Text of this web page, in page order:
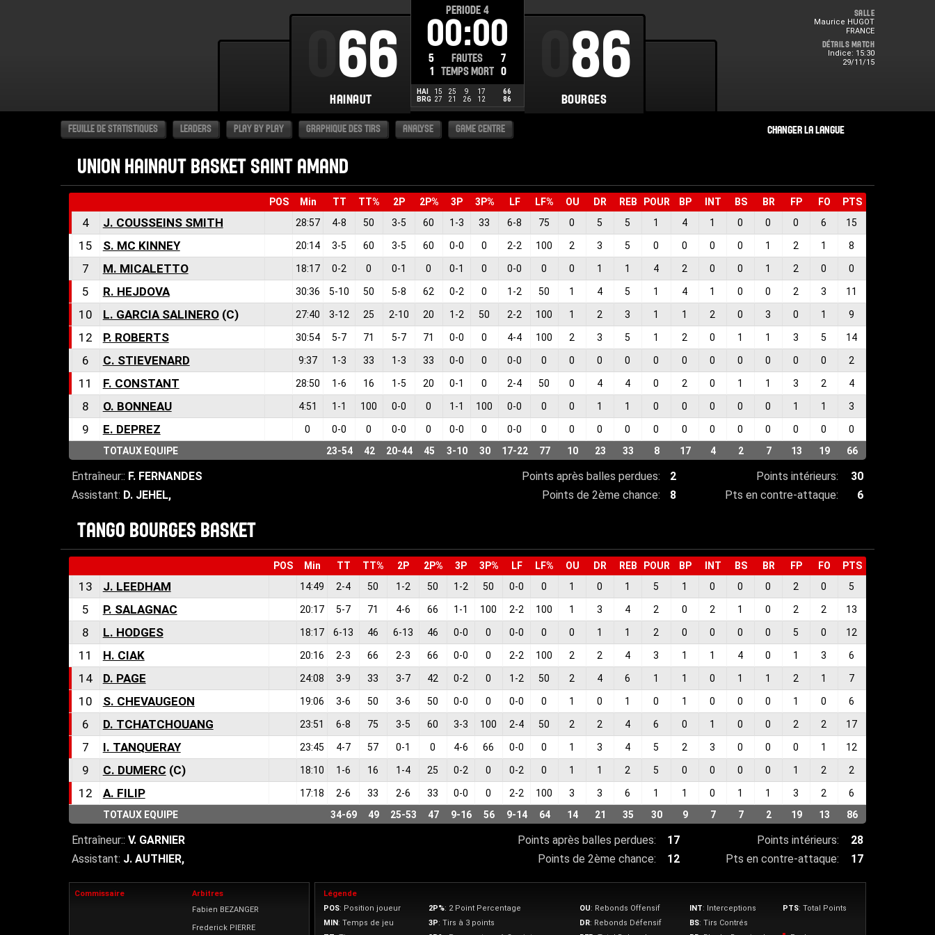
000
66
HAINAUT
000
86
BOURGES
Salle
Maurice HUGOT
FRANCE
Détails Match
Indice: 15:30
29/11/15
PERIODE 4
00:00
5 FAUTES
7
1
TEMPS MORT 0
HAI 15 25 9 17
66
BRG 27 21 26 12 86
FEUILLE DE STATISTIQUES LEADERS PLAY BY PLAY GRAPHIQUE DES TIRS ANALYSE GAME CENTRE
UNION HAINAUT BASKET SAINT AMAND
POS Min TT TT% 2P 2P% 3P 3P% LF LF% OU DR REB POUR BP INT BS BR FP FO PTS
4 J. COUSSEINS SMITH 28:57 4-8 50 3-5 60 1 -3 33 6-8 75 0 5 5 1 4 1 0 0 0 6 15
15 S. MC KINNEY 20:14 3-5 60 3-5 60 0-0 0 2-2 100 2 3 5 0 0 0 0 1 2 1 8
7 M. MICALETTO 18:17 0-2 0 0-1 0 0-1 0 0-0 0 0 1 1 4 2 0 0 1 2 0 0
5 R. HEJDOVA 30:36 5-10 50 5-8 62 0-2 0 1 -2 50 1 4 5 1 4 1 0 0 2 3 11
10 L. GARCIA SALINERO (C) 27:40 3-12 25 2-10 20 1 -2 50 2-2 100 1 2 3 1 1 2 0 3 0 1 9
12 P. ROBERTS 30:54 5-7 71 5-7 71 0-0 0 4-4 100 2 3 5 1 2 0 1 1 3 5 14
6 C. STIEVENARD 9:37 1 -3 33 1 -3 33 0-0 0 0-0 0 0 0 0 0 0 0 0 0 0 0 2
11 F. CONSTANT 28:50 1 -6 16 1 -5 20 0-1 0 2-4 50 0 4 4 0 2 0 1 1 3 2 4
8 O. BONNEAU 4:51 1 -1 100 0-0 0 1 -1 100 0-0 0 0 1 1 0 0 0 0 0 1 1 3
9 E. DEPREZ 0 0-0 0 0-0 0 0-0 0 0-0 0 0 0 0 0 0 0 0 0 0 0
0
TOTAUX EQUIPE
23-54 42 20-44 45 3-10 30 17-22 77 10 23 33 8 17 4 2 7 13 19 66
Entraîneur:: F. FERNANDES Points après balles perdues: 2 Points intérieurs:
30
Assistant: D. JEHEL, Points de 2ème chance: 8 Pts en contre-attaque: 6
TANGO BOURGES BASKET
POS Min TT TT% 2P 2P% 3P 3P% LF LF% OU DR REB POUR BP INT BS BR FP FO PTS
13 J. LEEDHAM 14:49 2-4 50 1 -2 50 1 -2 50 0-0 0 1 0 1 5 1 0 0 0 2 0 5
5 P. SALAGNAC 20:17 5-7 71 4-6 66 1 -1 100 2-2 100 1 3 4 2 0 2 1 0 2 2 13
8 L. HODGES 18:17 6-13 46 6-13 46 0-0 0 0-0 0 0 1 1 2 0 0 0 0 5 0 12
11 H. CIAK 20:16 2-3 66 2-3 66 0-0 0 2-2 100 2 2 4 3 1 1 4 0 1 3 6
14 D. PAGE 24:08 3-9 33 3-7 42 0-2 0 1 -2 50 2 4 6 1 1 0 1 1 2 1 7
10 S. CHEVAUGEON 19:06 3-6 50 3-6 50 0-0 0 0-0 0 1 0 1 0 1 0 0 0 1 0 6
6 D. TCHATCHOUANG 23:51 6-8 75 3-5 60 3-3 100 2-4 50 2 2 4 6 0 1 0 0 2 2 17
7 I. TANQUERAY 23:45 4-7 57 0-1 0 4-6 66 0-0 0 1 3 4 5 2 3 0 0 0 1 12
9 C. DUMERC (C) 18:10 1 -6 16 1 -4 25 0-2 0 0-2 0 1 1 2 5 0 0 0 0 1 2 2
12 A. FILIP 17:18 2-6 33 2-6 33 0-0 0 2-2 100 3 3 6 1 1 0 1 1 3 2
6
TOTAUX EQUIPE
34-69 49 25-53 47 9-16 56 9-14 64 14 21 35 30 9 7 7 2 19 13 86
Entraîneur:: V. GARNIER Points après balles perdues: 17 Points intérieurs:
28
Assistant: J. AUTHIER, Points de 2ème chance: 12 Pts en contre-attaque: 17
Commissaire
Arbitres
Fabien BEZANGER
Frederick PIERRE
Légende
POS: Position joueur 2P%: 2 Point Percentage OU: Rebonds Offensif INT: Interceptions PTS: Total Points
MIN: Temps de jeu 3P: Tirs à 3 points DR: Rebonds Défensif BS: Tirs Contrés